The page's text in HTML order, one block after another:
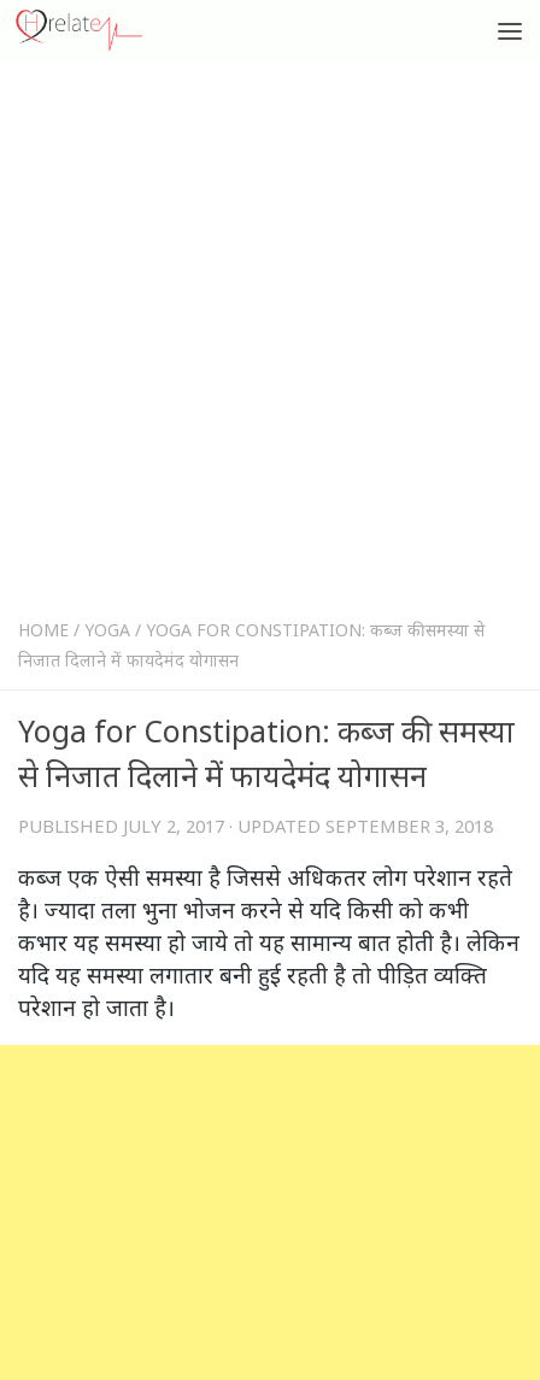
HOME / YOGA / YOGA FOR CONSTIPATION: कब्ज की समस्या से
निजात दिलाने में फायदेमंद योगासन
Yoga for Constipation: कब्ज की समस्या
से निजात दिलाने में फायदेमंद योगासन
PUBLISHED JULY 2, 2017 · UPDATED SEPTEMBER 3, 2018
कब्ज एक ऐसी समस्या है जिससे अधिकतर लोग परेशान रहते
है। ज्यादा तला भुना भोजन करने से यदि किसी को कभी
कभार यह समस्या हो जाये तो यह सामान्य बात होती है। लेकिन
यदि यह समस्या लगातार बनी हुई रहती है तो पीड़ित व्यक्ति
परेशान हो जाता है।